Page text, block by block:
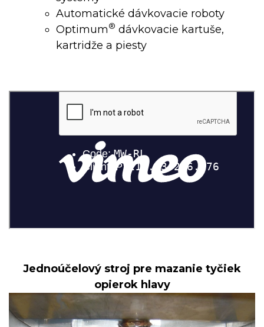
Automatické dávkovacie roboty
Optimum® dávkovacie kartuše,
kartridže a piesty
Jednoúčelový stroj pre mazanie tyčiek
opierok hlavy